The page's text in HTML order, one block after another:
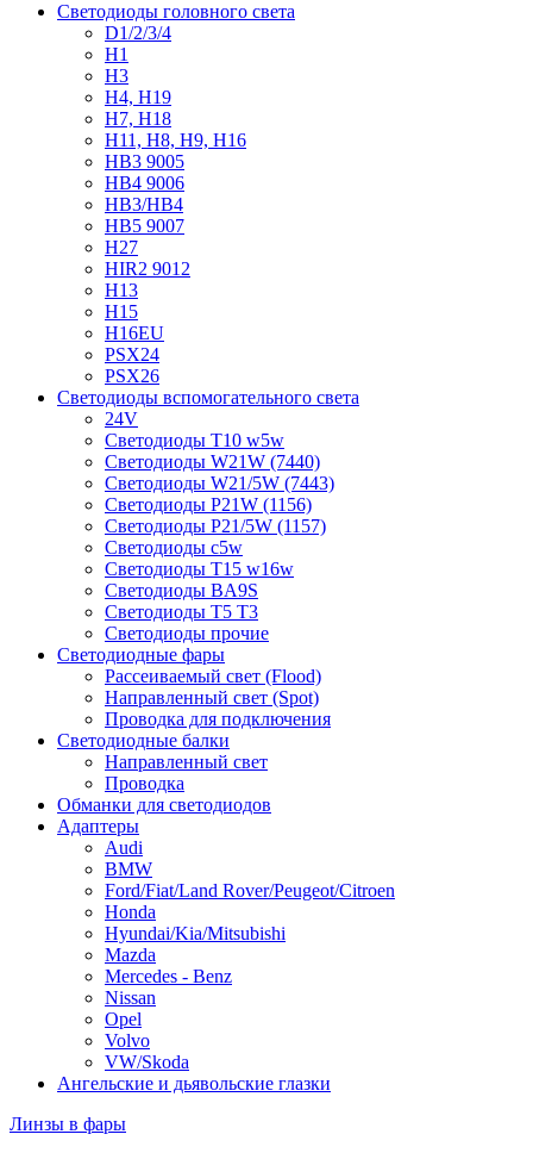
Светодиоды головного света
D1/2/3/4
H1
H3
H4, H19
H7, H18
H11, H8, H9, H16
HB3 9005
HB4 9006
HB3/HB4
HB5 9007
H27
HIR2 9012
H13
H15
H16EU
PSX24
PSX26
Светодиоды вспомогательного света
24V
Светодиоды T10 w5w
Светодиоды W21W (7440)
Светодиоды W21/5W (7443)
Светодиоды P21W (1156)
Светодиоды P21/5W (1157)
Светодиоды c5w
Светодиоды T15 w16w
Светодиоды BA9S
Светодиоды T5 T3
Светодиоды прочие
Светодиодные фары
Рассеиваемый свет (Flood)
Направленный свет (Spot)
Проводка для подключения
Светодиодные балки
Направленный свет
Проводка
Обманки для светодиодов
Адаптеры
Audi
BMW
Ford/Fiat/Land Rover/Peugeot/Citroen
Honda
Hyundai/Kia/Mitsubishi
Mazda
Mercedes - Benz
Nissan
Opel
Volvo
VW/Skoda
Ангельские и дьявольские глазки
Линзы в фары